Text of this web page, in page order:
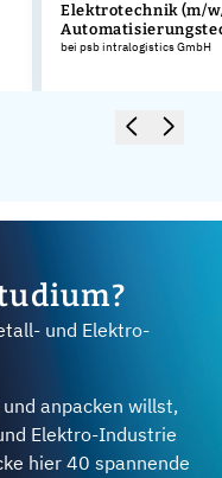
Elektrotechnik (m/
bei psb intralogistics GmbH
und Elektro-
anpacken willst,
Elektro-Industrie
hier 40 spannende